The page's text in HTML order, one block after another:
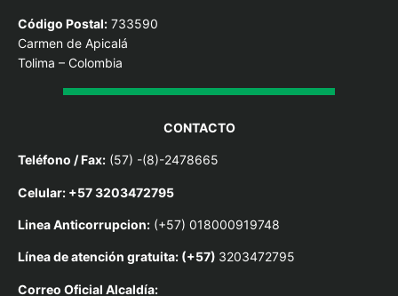
Código Postal: 733590
Carmen de Apicalá
Tolima – Colombia
CONTACTO
Teléfono / Fax: (57) -(8)-2478665
Celular: +57 3203472795
Linea Anticorrupcion: (+57) 018000919748
Línea de atención gratuita: (+57) 3203472795
Correo Oficial Alcaldía: